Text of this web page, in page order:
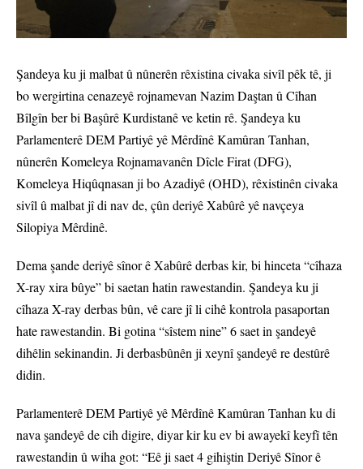
Şandeya ku ji malbat û nûnerên rêxistina civaka sivîl pêk tê, ji
bo wergirtina cenazeyê rojnamevan Nazim Daştan û Cîhan
Bîlgîn ber bi Başûrê Kurdistanê ve ketin rê. Şandeya ku
Parlamenterê DEM Partiyê yê Mêrdînê Kamûran Tanhan,
nûnerên Komeleya Rojnamavanên Dîcle Firat (DFG),
Komeleya Hiqûqnasan ji bo Azadiyê (OHD), rêxistinên civaka
sivîl û malbat jî di nav de, çûn deriyê Xabûrê yê navçeya
Silopiya Mêrdinê.
Dema şande deriyê sînor ê Xabûrê derbas kir, bi hinceta “cîhaza
X-ray xira bûye” bi saetan hatin rawestandin. Şandeya ku ji
cîhaza X-ray derbas bûn, vê care jî li cihê kontrola pasaportan
hate rawestandin. Bi gotina “sîstem nine” 6 saet in şandeyê
dihêlin sekinandin. Ji derbasbûnên ji xeynî şandeyê re destûrê
didin.
Parlamenterê DEM Partiyê yê Mêrdînê Kamûran Tanhan ku di
nava şandeyê de cih digire, diyar kir ku ev bi awayekî keyfî tên
rawestandin û wiha got: “Eê ji saet 4 gihiştin Deriyê Sînor ê